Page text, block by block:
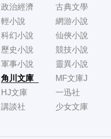
政治經濟
古典文學
輕小說
網游小說
科幻小說
仙俠小說
歷史小說
競技小說
軍事小說
靈異小說
角川文庫
MF文庫J
HJ文庫
一迅社
講談社
少女文庫